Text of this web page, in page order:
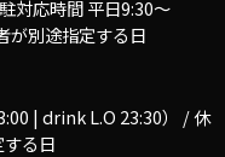
対応時間 平日9:30～
が別途指定する日
| drink L.O 23:30） / 休
る日